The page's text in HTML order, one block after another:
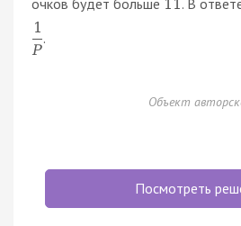
11
1
P
.
Объект
Посмотреть